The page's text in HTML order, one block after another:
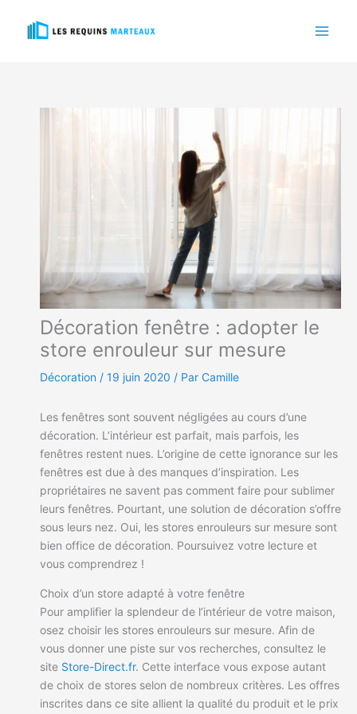
Décoration fenêtre : adopter le
store enrouleur sur mesure
Décoration / 19 juin 2020 / Par Camille
Les fenêtres sont souvent négligées au cours d’une
décoration. L’intérieur est parfait, mais parfois, les
fenêtres restent nues. L’origine de cette ignorance sur les
fenêtres est due à des manques d’inspiration. Les
propriétaires ne savent pas comment faire pour sublimer
leurs fenêtres. Pourtant, une solution de décoration s’offre
sous leurs nez. Oui, les stores enrouleurs sur mesure sont
bien office de décoration. Poursuivez votre lecture et
vous comprendrez !
Choix d’un store adapté à votre fenêtre
Pour amplifier la splendeur de l’intérieur de votre maison,
osez choisir les stores enrouleurs sur mesure. Afin de
vous donner une piste sur vos recherches, consultez le
site Store-Direct.fr. Cette interface vous expose autant
de choix de stores selon de nombreux critères. Les offres
inscrites dans ce site allient la qualité du produit et le prix